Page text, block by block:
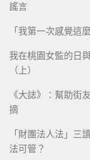
謠言
「我第一次感覺這
我在桃園女監的日
（上）
《大誌》：幫助街
摘
「財團法人法」三
法可管？